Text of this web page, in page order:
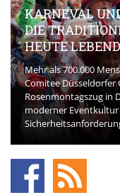
KARNEVAL
DIE
HEUTE
Mehr als 700.000
Comitee Düsseldorfer
Rosenmontagszug in
moderner